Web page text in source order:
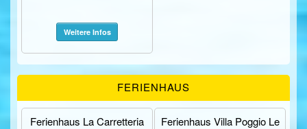
Weitere Infos
FERIENHAUS
Ferienhaus La Carretteria
Ferienhaus Villa Poggio Le